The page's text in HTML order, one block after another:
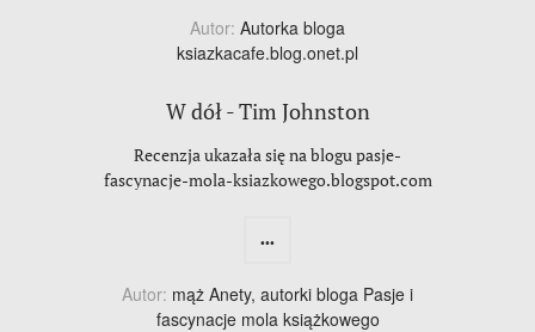
Autor: Autorka bloga
ksiazkacafe.blog.onet.pl
W dół - Tim Johnston
Recenzja ukazała się na blogu pasje-
fascynacje-mola-ksiazkowego.blogspot.com
...
Autor: mąż Anety, autorki bloga Pasje i
fascynacje mola książkowego